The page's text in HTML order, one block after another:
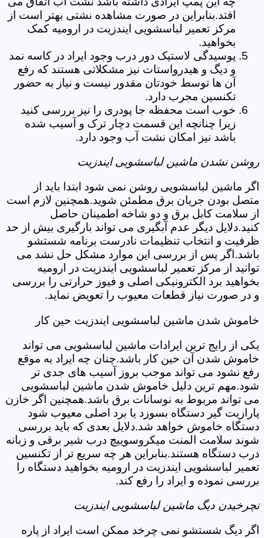
افتد.بنابراین در صورت مشاهده نشتی بهتر است از
مرکز تعمیر لباسشویی ایندزیت در ارومیه کمک
بخواهید.
پوسیدگی لاستیک دور درب وجود ایراد در کاسه نمد
و دیگ و هیدرواستات نیز مشکلاتی هستند که رفع
آن ها توسط خودتان مقدور نیست و نیاز به حضور
تکنسین مجرب دارد.
خوب است محفظه جا پودری را نیز بررسی کنید
زیرا چنانچه این قسمت دچار ترک و آسیب شده
باشد نیز امکان نشت آب وجود دارد.
روشن نشدن ماشین لباسشویی ایندزیت
اگر ماشین لباسشویی روشن نمی شود ابتدا باید از
متصل بودن جریان برق مطمئن شوید.همچنین لازم است
از سلامت کابل برق و دو شاخه اطمینان حاصل
کنید.دلایل دیگر عدم آبگیری می تواند بارگیری بیش از حد
ظرفیت و انتخاب تنظیمات نادرست برنامه شستشو
باشد.اگر پس از بررسی این موارد مشکل حل نشد می
توانید از مرکز تعمیر لباسشویی ایندزیت در ارومیه
بخواهید برد الکترونیکی اصلی و فیوز حرارتی را بررسی
و در صورت نیاز قطعات معیوب را تعویض نماید.
خاموش شدن ماشین لباسشویی ایندزیت حین کار
یکی از رایج ترین ایرادات ماشین لباسشویی می تواند
خاموش شدن آن حین کار باشد.چنان چه ایراد به موقع
رفع نشود می تواند موجب بروز آسیب های جدی تر
شود.مهم ترین دلیل خاموش شدن ماشین لباسشویی
می تواند مربوط به نوسانات برق باشد.همچنین اگر خازن
پارازیت گیر دستگاه بسوزد یا برد اصلی معیوب شود
دستگاه خاموش خواهد شد.دلایل بعدی که باید بررسی
شوند سلامت المنت میکروسوییچ درب شیر برقی و زبانه
درب دستگاه هستند.بنابراین هر چه سریع تر از تکنسین
تعمیر لباسشویی ایندزیت در ارومیه بخواهید دستگاه را
بررسی نموده و ایراد را رفع کند.
نچرخیدن دیگ ماشین لباسشویی ایندزیت
اگر دیگ شستشو نمی چرخد ممکن است ایراد از پاره